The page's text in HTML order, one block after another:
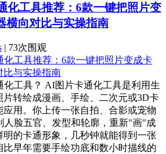
化工具推荐：6款一键把照片变
横向对比与实操指南
| 73次围观
化工具？ AI图片卡通化工具是利用生
片转绘成漫画、手绘、二次元或3D卡
应用。你上传一张自拍、合影或宠物
人脸五官、发型和轮廓，重新"画"成
明的卡通形象，几秒钟就能得到一张
比早年需要手绘功底和数小时描线的